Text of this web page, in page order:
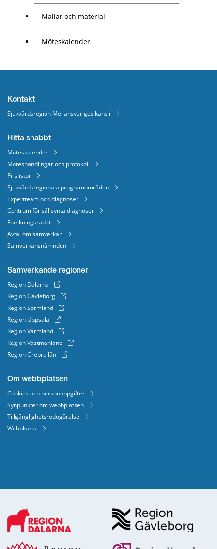
Mallar och material
Möteskalender
Kontakt
Sjukvårdsregion Mellansveriges kansli
Hitta snabbt
Möteskalender
Möteshandlingar och protokoll
Prislistor
Sjukvårdsregionala programområden
Expertteam och diagnoser
Centrum för sällsynta diagnoser
Forskningsrådet
Avtal om samverkan
Samverkansnämnden
Samverkande regioner
Region Dalarna
Region Gävleborg
Region Sörmland
Region Uppsala
Region Värmland
Region Västmanland
Region Örebro län
Om webbplatsen
Cookies och personuppgifter
Synpunkter om webbplatsen
Tillgänglighetsredogörelse
Webbkarta